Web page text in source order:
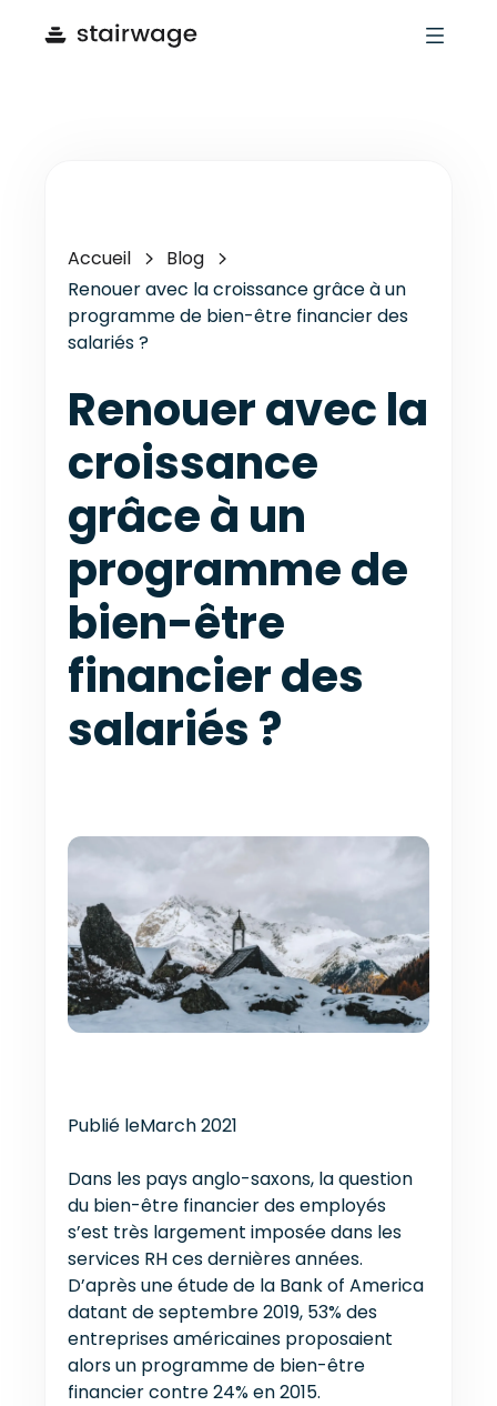
Accueil
Blog
Renouer avec la croissance grâce à un
programme de bien-être financier des
salariés ?
Renouer avec la
croissance
grâce à un
programme de
bien-être
financier des
salariés ?
Publié leMarch 2021
Dans les pays anglo-saxons, la question
du bien-être financier des employés
s’est très largement imposée dans les
services RH ces dernières années.
D’après une étude de la Bank of America
datant de septembre 2019, 53% des
entreprises américaines proposaient
alors un programme de bien-être
financier contre 24% en 2015.